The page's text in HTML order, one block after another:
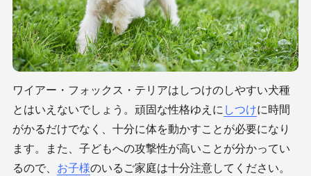
ワイアー・フォックス・テリアはしつけのしやすい犬種
とはいえないでしょう。頑固な性格ゆえに しつけに時間
がかるだけでなく、十分に体を動かすことが必要になり
ます。また、子どもへの攻撃性が高いことが分かってい
るので、 お子様のいるご家庭は十分注意してください。